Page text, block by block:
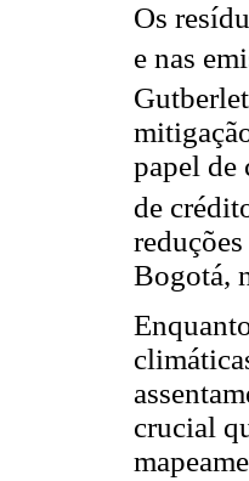
Os
e nas
papel de
de
Bogotá,
crucial